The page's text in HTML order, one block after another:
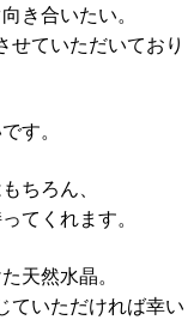
き合いたい。
せていただいており
す。
ちろん、
てくれます。
天然水晶。
ていただければ幸い